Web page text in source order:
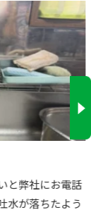
社にお電話
落ちたよう